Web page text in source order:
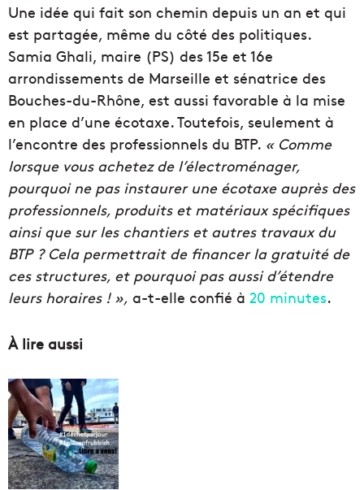
Une idée qui fait son chemin depuis un an et qui
est partagée, même du côté des politiques.
Samia Ghali, maire (PS) des 15e et 16e
arrondissements de Marseille et sénatrice des
Bouches-du-Rhône, est aussi favorable à la mise
en place d’une écotaxe. Toutefois, seulement à
l’encontre des professionnels du BTP. « Comme
lorsque vous achetez de l’électroménager,
pourquoi ne pas instaurer une écotaxe auprès des
professionnels, produits et matériaux spécifiques
ainsi que sur les chantiers et autres travaux du
BTP ? Cela permettrait de financer la gratuité de
ces structures, et pourquoi pas aussi d’étendre
leurs horaires ! », a-t-elle confié à 20 minutes.
À lire aussi